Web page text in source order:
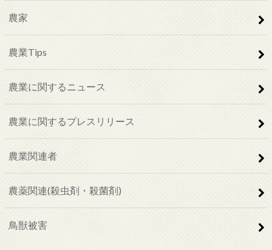
農家
農業Tips
農業に関するニュース
農業に関するプレスリリース
農業関連者
農薬関連(殺虫剤・殺菌剤)
鳥獣被害